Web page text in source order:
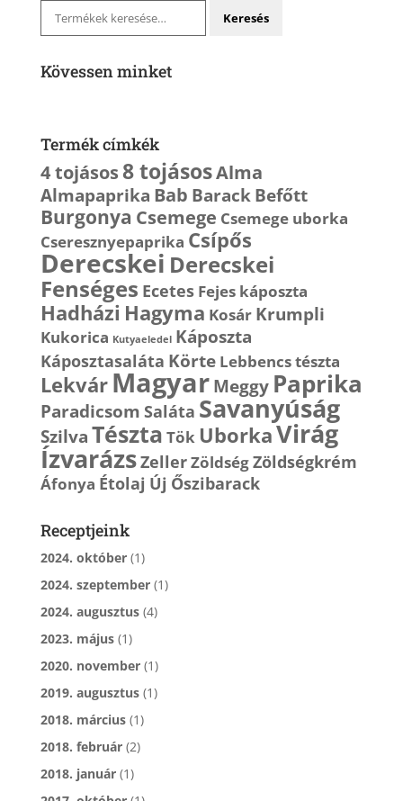
Keresés
Keresés
Kövessen minket
Termék címkék
4 tojásos8 tojásosAlma
Almapaprika Bab BarackBefőtt
Burgonya Csemege Csemege uborka
Cseresznyepaprika Csípős
Derecskei Derecskei
Fenséges Ecetes Fejes káposzta
Hadházi Hagyma Kosár Krumpli
Kukorica Kutyaeledel Káposzta
Káposztasaláta Körte Lebbencs tészta
Lekvár MagyarMeggy Paprika
Paradicsom Saláta Savanyúság
SzilvaTészta Tök UborkaVirág
ÍzvarázsZellerZöldségZöldségkrém
Áfonya Étolaj Új Őszibarack
Receptjeink
2024. október(1)
2024. szeptember(1)
2024. augusztus(4)
2023. május(1)
2020. november(1)
2019. augusztus(1)
2018. március(1)
2018. február(2)
2018. január(1)